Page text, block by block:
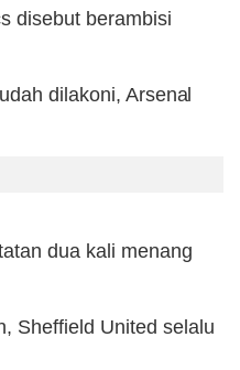
disebut berambisi
dilakoni, Arsenal
dua kali menang
Sheffield United selalu